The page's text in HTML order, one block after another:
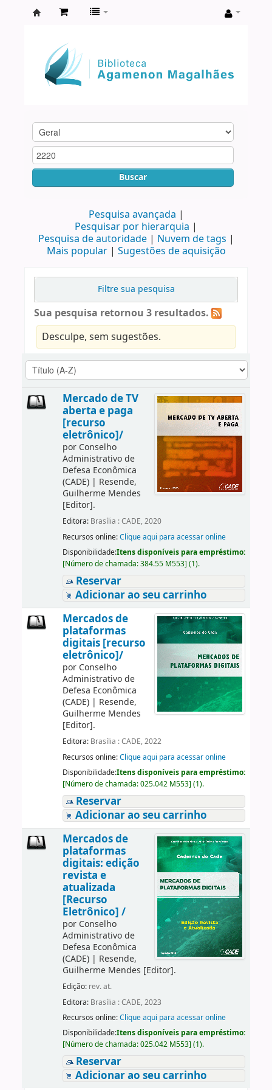
Agamenon
Magalhães
Buscar
Pesquisa avançada
Pesquisar por hierarquia
Pesquisa de autoridade
Nuvem de tags
Mais popular
Sugestões de aquisição
Filtre sua pesquisa
Sua pesquisa retornou 3 resultados.
Desculpe, sem sugestões.
Mercado de TV
aberta e paga
[recurso
eletrônico]/
por Conselho
Administrativo de
Defesa Econômica
(CADE)| Resende,
Guilherme Mendes
[Editor].
Editora: Brasília : CADE, 2020
Recursos online:Clique aqui para acessar online
Disponibilidade:Itens disponíveis para empréstimo:
[Número de chamada:384.55 M553] (1).
Reservar
Adicionar ao seu carrinho
Mercados de
plataformas
digitais [recurso
eletrônico]/
por Conselho
Administrativo de
Defesa Econômica
(CADE)| Resende,
Guilherme Mendes
[Editor].
Editora: Brasília : CADE, 2022
Recursos online:Clique aqui para acessar online
Disponibilidade:Itens disponíveis para empréstimo:
[Número de chamada:025.042 M553] (1).
Reservar
Adicionar ao seu carrinho
Mercados de
plataformas
digitais: edição
revista e
atualizada
[Recurso
Eletrônico] /
por Conselho
Administrativo de
Defesa Econômica
(CADE)| Resende,
Guilherme Mendes [Editor].
Edição: rev. at.
Editora: Brasília : CADE, 2023
Recursos online:Clique aqui para acessar online
Disponibilidade:Itens disponíveis para empréstimo:
[Número de chamada:025.042 M553] (1).
Reservar
Adicionar ao seu carrinho